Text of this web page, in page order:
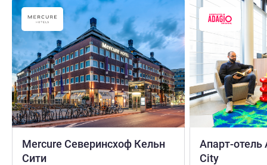
Mercure Северинсхоф Кельн
Сити
Апарт-отель
City